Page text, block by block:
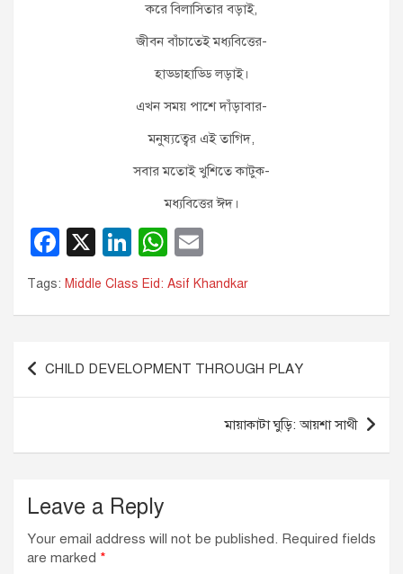
করে বিলাসিতার বড়াই,
জীবন বাঁচাতেই মধ্যবিত্তের-
হাড্ডাহাড্ডি লড়াই।
এখন সময় পাশে দাঁড়াবার-
মনুষ্যত্বের এই তাগিদ,
সবার মতোই খুশিতে কাটুক-
মধ্যবিত্তের ঈদ।
F
a
c
b
k
X
Li
n
k
dI
W
h
at
A
m
ail
Tags: Middle Class Eid: Asif Khandkar
Post
navigation
CHILD DEVELOPMENT THROUGH PLAY
মায়াকাটা ঘুড়ি: আয়শা সাথী
Leave a Reply
Your email address will not be published. Required fields
are marked *